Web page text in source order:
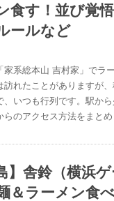
食す！並び覚
ールなど
家系総本山 吉村家」でラ
訪れたことがありますが
、いつも行列です。駅か
らのアクセス方法をまとめ
】舎鈴（横浜
＆ラーメン食